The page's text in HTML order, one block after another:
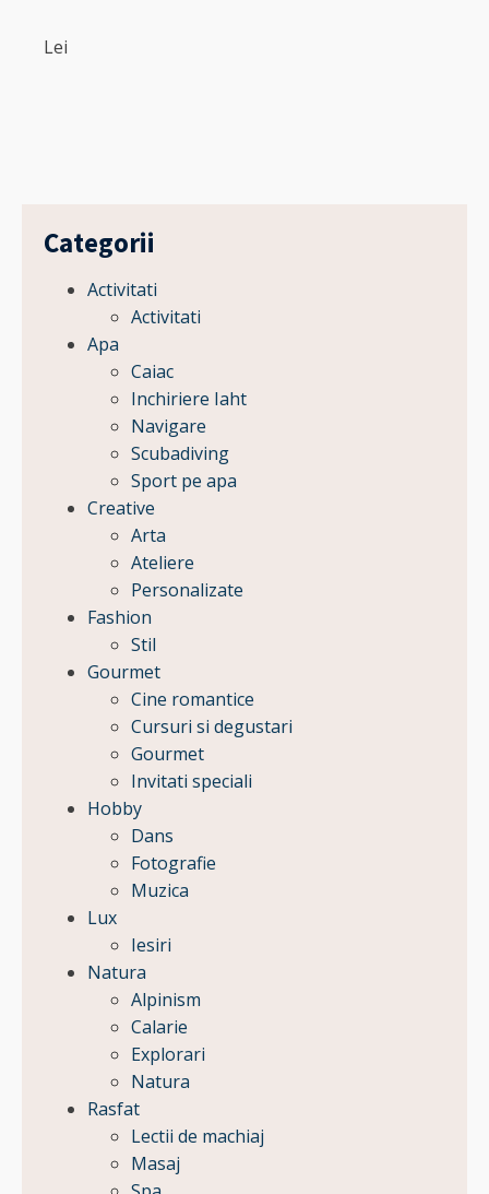
Lei
Categorii
Activitati
Activitati
Apa
Caiac
Inchiriere Iaht
Navigare
Scubadiving
Sport pe apa
Creative
Arta
Ateliere
Personalizate
Fashion
Stil
Gourmet
Cine romantice
Cursuri si degustari
Gourmet
Invitati speciali
Hobby
Dans
Fotografie
Muzica
Lux
Iesiri
Natura
Alpinism
Calarie
Explorari
Natura
Rasfat
Lectii de machiaj
Masaj